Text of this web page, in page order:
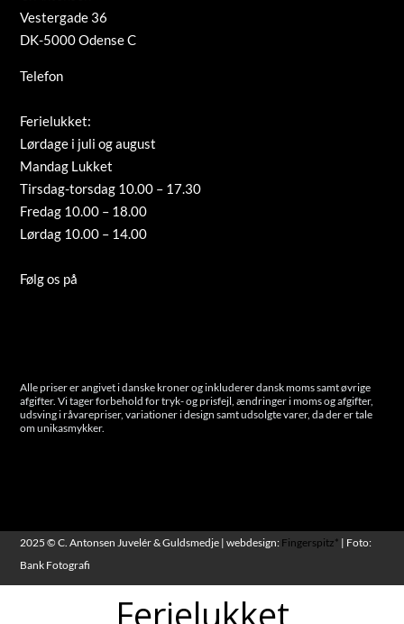
Vestergade 36
DK-5000 Odense C
Telefon
Ferielukket:
Lørdage i juli og august
Mandag Lukket
Tirsdag-torsdag 10.00 – 17.30
Fredag 10.00 – 18.00
Lørdag 10.00 – 14.00
Følg os på
Alle priser er angivet i danske kroner og inkluderer dansk moms samt øvrige
afgifter. Vi tager forbehold for tryk- og prisfejl, ændringer i moms og afgifter,
udsving i råvarepriser, variationer i design samt udsolgte varer, da der er tale
om unikasmykker.
2025 © C. Antonsen Juvelér & Guldsmedje | webdesign: Fingerspitz* | Foto:
Bank Fotografi
Ferielukket